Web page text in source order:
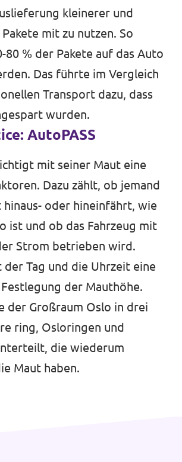
kleinerer und
mit zu nutzen. So
80 % der Pakete auf das Auto
Das führte im Vergleich
Transport dazu, dass
wurden.
AutoPASS
mit seiner Maut eine
Dazu zählt, ob jemand
hinaus- oder hineinfährt, wie
ist und ob das Fahrzeug mit
Strom betrieben wird.
der Tag und die Uhrzeit eine
der Mauthöhe.
der Großraum Oslo in drei
ring, Osloringen und
die wiederum
Maut haben.